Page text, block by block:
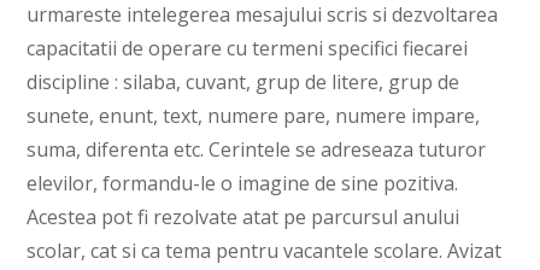
urmareste intelegerea mesajului scris si dezvoltarea
capacitatii de operare cu termeni specifici fiecarei
discipline : silaba, cuvant, grup de litere, grup de
sunete, enunt, text, numere pare, numere impare,
suma, diferenta etc. Cerintele se adreseaza tuturor
elevilor, formandu-le o imagine de sine pozitiva.
Acestea pot fi rezolvate atat pe parcursul anului
scolar, cat si ca tema pentru vacantele scolare. Avizat